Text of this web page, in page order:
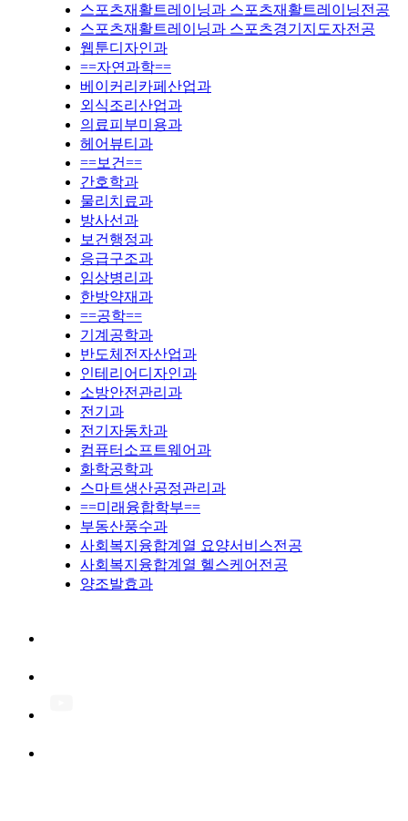
스포츠재활트레이닝과 스포츠재활트레이닝전공
스포츠재활트레이닝과 스포츠경기지도자전공
웹툰디자인과
==자연과학==
베이커리카페산업과
외식조리산업과
의료피부미용과
헤어뷰티과
==보건==
간호학과
물리치료과
방사선과
보건행정과
응급구조과
임상병리과
한방약재과
==공학==
기계공학과
반도체전자산업과
인테리어디자인과
소방안전관리과
전기과
전기자동차과
컴퓨터소프트웨어과
화학공학과
스마트생산공정관리과
==미래융합학부==
부동산풍수과
사회복지융합계열 요양서비스전공
사회복지융합계열 헬스케어전공
양조발효과